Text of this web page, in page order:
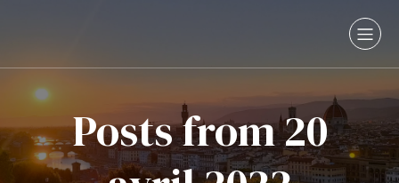
Posts from 20